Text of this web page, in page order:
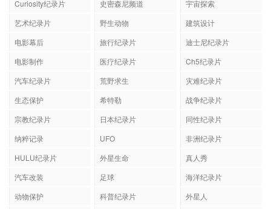
Curiosity纪录片 史密森尼频道
宇宙探索
艺术纪录片
野生动物
建筑设计
电影幕后
旅行纪录片
迪士尼纪录片
电影制作
医疗纪录片
Ch5纪录片
汽车纪录片
荒野求生
灾难纪录片
生态保护
希特勒
战争纪录片
宗教纪录片
日本纪录片
同性纪录片
纳粹记录
UFO
非洲纪录片
HULU纪录片
外星生命
真人秀
汽车改装
足球
海洋纪录片
动物保护
科普纪录片
外星人